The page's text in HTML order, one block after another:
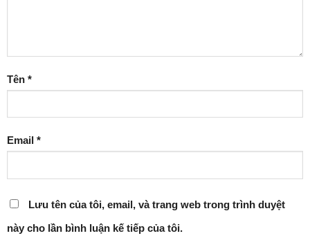
Tên *
Email *
Lưu tên của tôi, email, và trang web trong trình duyệt
này cho lần bình luận kế tiếp của tôi.